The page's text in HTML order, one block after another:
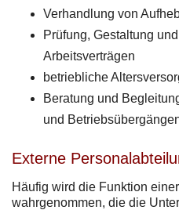
Verhandlung von
Prüfung, Gestaltung
Arbeitsverträgen
betriebliche
Beratung und
und
Externe
Häufig wird die Funktion
wahrgenommen, die die